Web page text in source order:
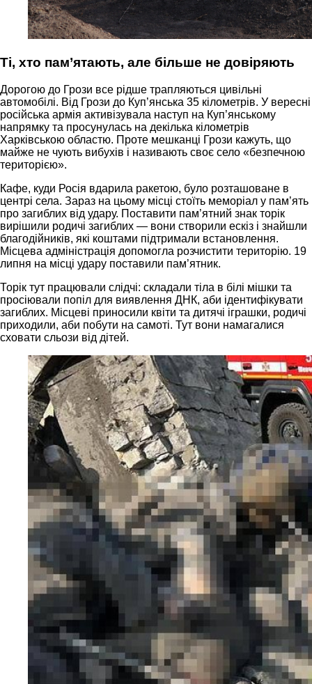
Ті, хто пам’ятають, але більше не довіряють
Дорогою до Грози все рідше трапляються цивільні
автомобілі. Від Грози до Куп’янська 35 кілометрів. У вересні
російська армія активізувала наступ на Куп’янському
напрямку та просунулась на декілька кілометрів
Харківською областю. Проте мешканці Грози кажуть, що
майже не чують вибухів і називають своє село «безпечною
територією».
Кафе, куди Росія вдарила ракетою, було розташоване в
центрі села. Зараз на цьому місці стоїть меморіал у пам’ять
про загиблих від удару. Поставити пам’ятний знак торік
вирішили родичі загиблих — вони створили ескіз і знайшли
благодійників, які коштами підтримали встановлення.
Місцева адміністрація допомогла розчистити територію. 19
липня на місці удару поставили пам’ятник.
Торік тут працювали слідчі: складали тіла в білі мішки та
просіювали попіл для виявлення ДНК, аби ідентифікувати
загиблих. Місцеві приносили квіти та дитячі іграшки, родичі
приходили, аби побути на самоті. Тут вони намагалися
сховати сльози від дітей.